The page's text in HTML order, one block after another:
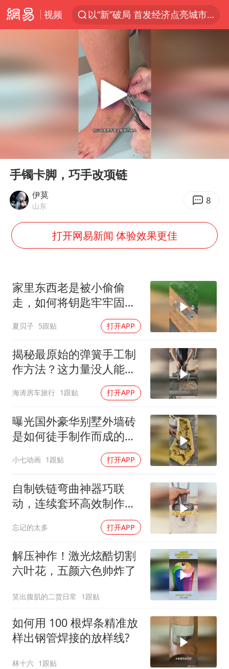
视频
以“新”破局 首发经济点亮城市消费活力
台风白海豚最新路径研判来了
毛宁转发梯田音乐会视频海外网友赞叹
我国编制完成新版全月地质图
“China Cool”成海外热词
美股三大指数集体收跌 西数跌超13%
看守所辅警收受10万获刑1年
深圳地面沉降致车辆损坏系谣言
现代版摸金校尉落网查获400多枚古币
女子利用漏洞0元薅走3000多件家电
吉林一“温度计大楼”读数爆表
奋进开新局 实干挑大梁
Play
手镯卡脚，巧手改项链
伊莫
山东 8
打开网易新闻 体验效果更佳
家里东西老是被小偷偷
走，如何将钥匙牢牢固定
起来，看见也无法！
夏贝子 5跟贴 打开APP
揭秘最原始的弹簧手工制
作方法？这力量没人能做
海涛房车旅行 1跟贴 打开APP
曝光国外豪华别墅外墙砖
是如何徒手制作而成的的
小七动画 1跟贴 打开APP
自制铁链弯曲神器巧联
动，连续套环高效制作藏
忘记的太多 打开APP
解压神作！激光炫酷切割
六叶花，五颜六色帅炸了
笑出腹肌的二货日常 1跟贴
如何用 100 根焊条精准放
样出钢管焊接的放样线?
林十六 1跟贴